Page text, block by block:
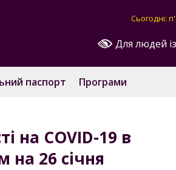
Для людей
Сьогодні:
паспорт Програми
на COVID-19 в
на 26 січня